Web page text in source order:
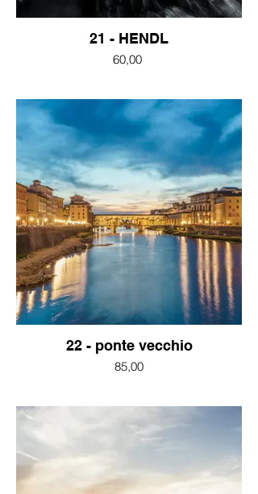
21 - HENDL
60,00
22 - ponte vecchio
85,00